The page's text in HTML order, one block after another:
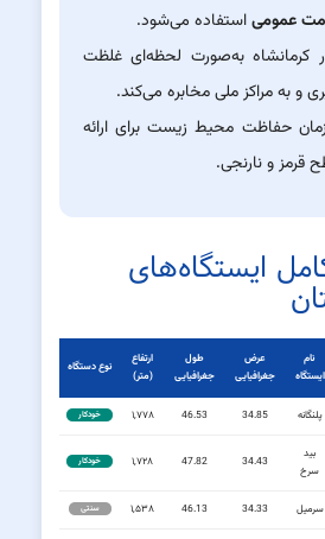
عمومیاستفاده می‌شود.
کرمانشاه به‌صورت لحظه‌ای غلظت
و به مراکز ملی مخابره می‌کند.
حفاظت محیط زیست برای ارائه
و نارنجی.
ایستگاه‌های
نام
ایستگاه
عرض
جغرافیایی
طول
جغرافیایی
ارتفاع
(متر)
نوع دستگاه
پلنگانه 34.85
46.53 ۱,۷۷۸ خودکار
بید
سرخ
34.43
47.82 ۱,۷۲۸ خودکار
سرمیل 34.33
46.13 ۱,۵۳۸ سنتی